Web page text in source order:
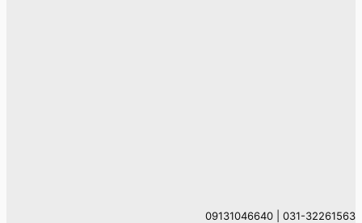
031-32261563 | 09131046640